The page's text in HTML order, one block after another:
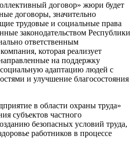
договор» жюри будет
договоры, значительно
трудовые и социальные права
законодательством Республики
ответственным
которая реализует
на поддержку
адаптацию людей с
и улучшение благосостояния
в области охраны труда»
субъектов частного
безопасных условий труда,
работников в процессе